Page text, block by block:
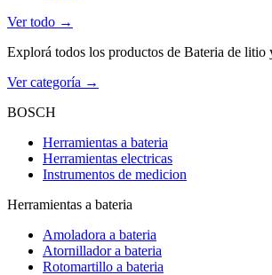
Ver todo →
Explorá todos los productos de Bateria de litio
Ver categoría →
BOSCH
Herramientas a bateria
Herramientas electricas
Instrumentos de medicion
Herramientas a bateria
Amoladora a bateria
Atornillador a bateria
Rotomartillo a bateria